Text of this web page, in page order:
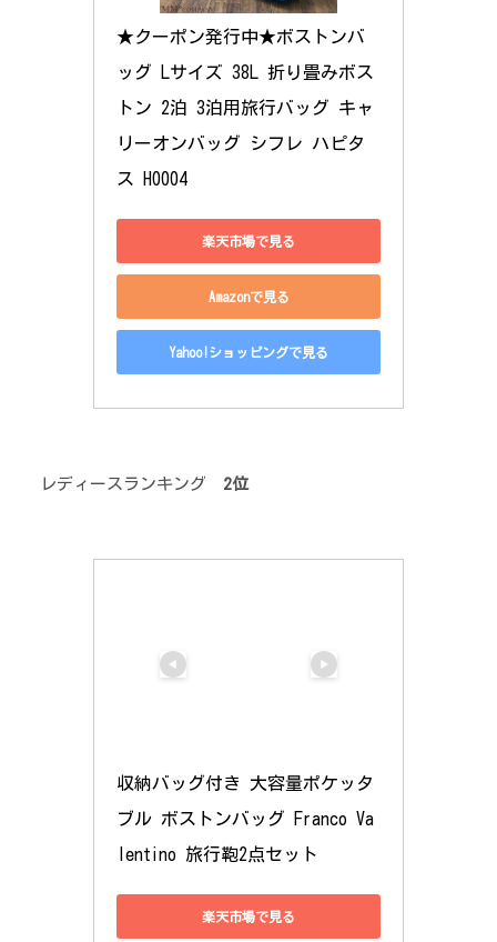
★クーポン発行中★ボストンバ
ッグ Lサイズ 38L 折り畳みボス
トン 2泊 3泊用旅行バッグ キャ
リーオンバッグ シフレ ハピタ
ス H0004
楽天市場で見る
Amazonで見る
Yahoo!ショッピングで見る
レディースランキング 2位
収納バッグ付き 大容量ポケッタ
ブル ボストンバッグ Franco Va
lentino 旅行鞄2点セット
楽天市場で見る